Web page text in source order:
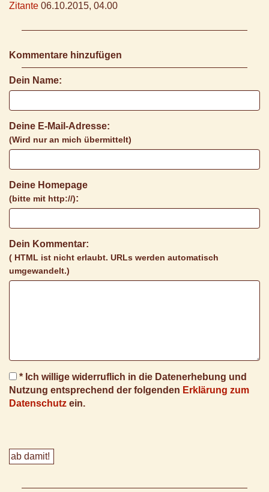
Zitante 06.10.2015, 04.00
Kommentare hinzufügen
Dein Name:
Deine E-Mail-Adresse:
(Wird nur an mich übermittelt)
Deine Homepage
(bitte mit http://):
Dein Kommentar:
( HTML ist nicht erlaubt. URLs werden automatisch
umgewandelt.)
* Ich willige widerruflich in die Datenerhebung und
Nutzung entsprechend der folgenden Erklärung zum
Datenschutz ein.